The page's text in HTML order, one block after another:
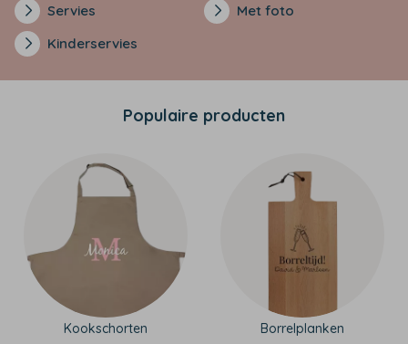
Servies
Kinderservies
Met foto
Populaire producten
Kookschorten Borrelplanken